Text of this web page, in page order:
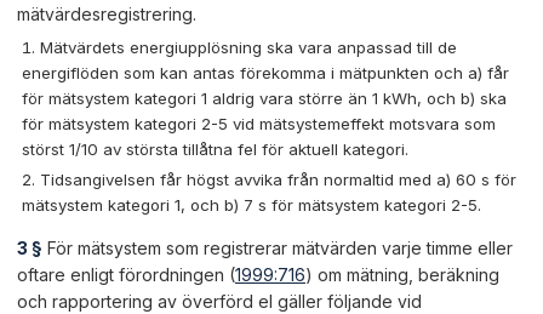
mätvärdesregistrering.
Mätvärdets energiupplösning ska vara anpassad till de
energiflöden som kan antas förekomma i mätpunkten och a) får
för mätsystem kategori 1 aldrig vara större än 1 kWh, och b) ska
för mätsystem kategori 2-5 vid mätsystemeffekt motsvara som
störst 1/10 av största tillåtna fel för aktuell kategori.
Tidsangivelsen får högst avvika från normaltid med a) 60 s för
mätsystem kategori 1, och b) 7 s för mätsystem kategori 2-5.
3 § För mätsystem som registrerar mätvärden varje timme eller
oftare enligt förordningen (1999:716) om mätning, beräkning
och rapportering av överförd el gäller följande vid